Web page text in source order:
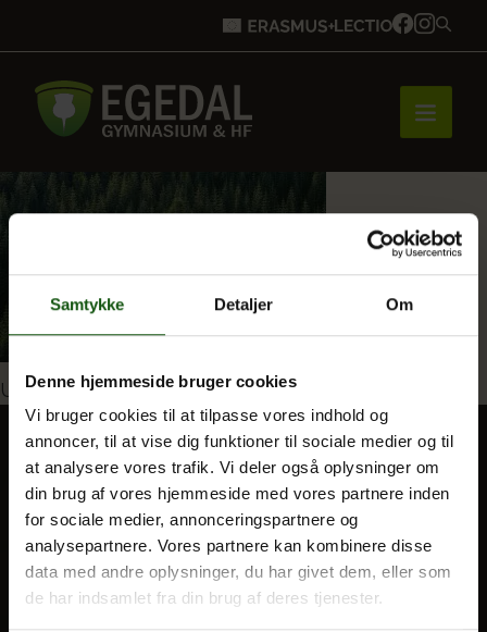
Samtykke Detaljer Om
Denne hjemmeside bruger cookies
Vi bruger cookies til at tilpasse vores indhold og
annoncer, til at vise dig funktioner til sociale medier og til
at analysere vores trafik. Vi deler også oplysninger om
din brug af vores hjemmeside med vores partnere inden
for sociale medier, annonceringspartnere og
analysepartnere. Vores partnere kan kombinere disse
data med andre oplysninger, du har givet dem, eller som
de har indsamlet fra din brug af deres tjenester.
Forside
Brobygning
Bliv elev
Vores uddannelser
Om E.G.
Indlægsnavigation
Udgivet iKlimadigte 2024
BLIV ELEV
Optagelse
Til forældre